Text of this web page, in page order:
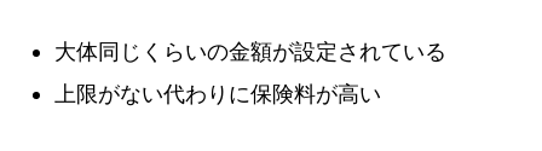
大体同じくらいの金額が設定されている
上限がない代わりに保険料が高い